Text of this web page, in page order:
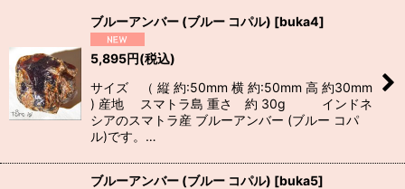
並び順:
絞り込む
ブルーアンバー (ブルー コパル) [buka4]
5,895円(税込)
サイズ （ 縦 約:50mm 横 約:50mm 高 約30mm
) 産地 スマトラ島 重さ 約 30g インドネ
シアのスマトラ産 ブルーアンバー (ブルー コパ
ル)です。…
ブルーアンバー (ブルー コパル) [buka5]